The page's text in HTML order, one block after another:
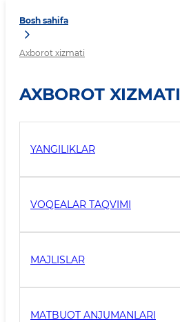
Bosh sahifa
Axborot xizmati
AXBOROT XIZMATI
YANGILIKLAR
VOQEALAR TAQVIMI
MAJLISLAR
MATBUOT ANJUMANLARI